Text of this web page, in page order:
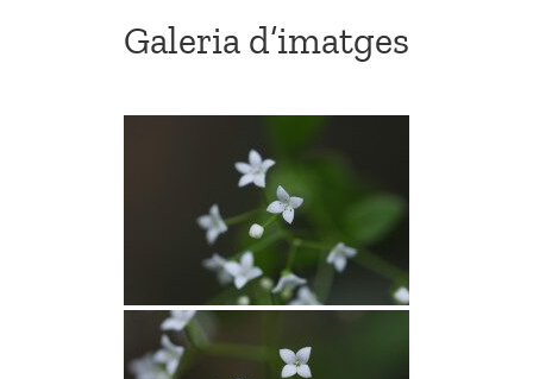
Galeria d’imatges